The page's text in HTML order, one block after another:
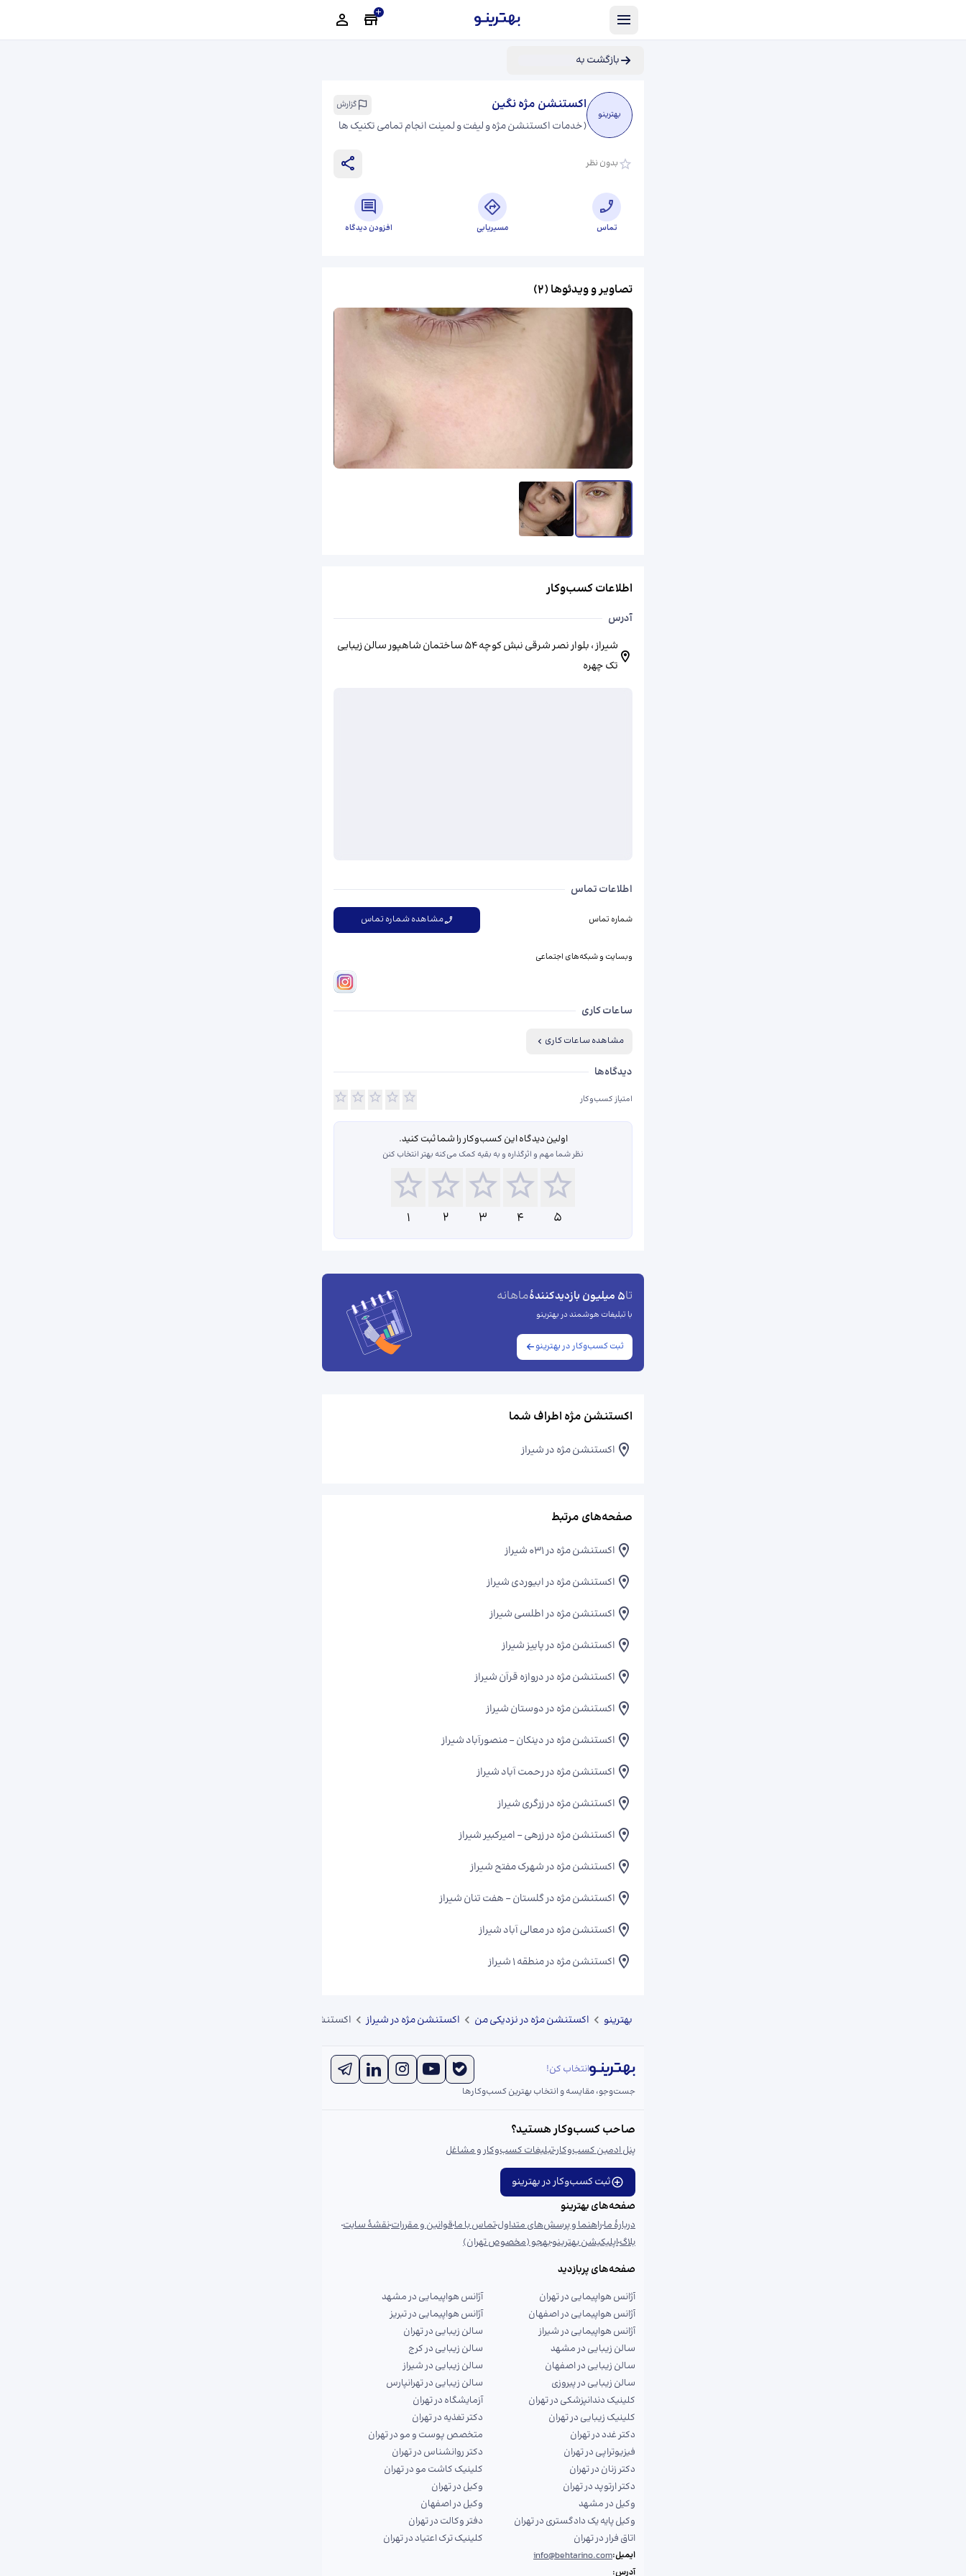
بازگشت به
بهترینو
اکستنشن مژه نگین گزارش
(
خدمات اکستنشن مژه و لیفت و لمینت انجام تمامی تکنیک ها
مناسب با فرم چشم شما✨🫶🏻بدون نظر
تماس مسیریابی افزودن دیدگاه
تصاویر و ویدئوها (2
)
اطلاعات کسب‌وکار
آدرس
شیراز ، بلوار نصر شرقی نبش کوچه ۵۴ ساختمان شاهپور سالن زیبایی
تک چهره
اطلاعات تماس
شماره تماس مشاهده شماره تماس
وبسایت و شبکه‌های اجتماعی
ساعات کاری
مشاهده ساعات کاری
دیدگاه‌ها درباره اکستنشن مژه نگین
دیدگاه‌ها
امتیاز کسب‌وکار
اولین دیدگاه این کسب‌و‌کار را شما ثبت کنید.
نظر شما مهم و اثرگذاره و به بقیه کمک می‌کنه بهتر انتخاب کنن
1 2 3 4 5
تا5 میلیون بازدیدکنندهٔ ماهانه
با تبلیغات هوشمند در بهترینو
ثبت کسب‌وکار در بهترینو
اکستنشن مژه اطراف شما
اکستنشن مژه در شیراز
صفحه‌های مرتبط
اکستنشن مژه در ۰۳۱ شیراز
اکستنشن مژه در ابیوردی شیراز
اکستنشن مژه در اطلسی شیراز
اکستنشن مژه در پاییز شیراز
اکستنشن مژه در دروازه قرآن شیراز
اکستنشن مژه در دوستان شیراز
اکستنشن مژه در دینکان - منصورآباد شیراز
اکستنشن مژه در رحمت آباد شیراز
اکستنشن مژه در زرگری شیراز
اکستنشن مژه در زرهی - امیرکبیر شیراز
اکستنشن مژه در شهرک مفتح شیراز
اکستنشن مژه در گلستان - هفت تنان شیراز
اکستنشن مژه در معالی آباد شیراز
اکستنشن مژه در منطقه ۱ شیراز
بهترینو اکستنشن مژه در نزدیکی من اکستنشن مژه در شیراز اکستنشن مژه نگین
انتخاب کن!
جست‌و‌جو، مقایسه و انتخاب بهترین کسب‌وکارها
صاحب کسب‌وکار هستید؟
پنل ادمین کسب‌وکارتبلیغات کسب‌وکار و مشاغل
ثبت کسب‌وکار در بهترینو
صفحه‌های بهترینو
دربارهٔ ماراهنما و پرسش‌های متداولتماس با ماقوانین و مقرراتنقشهٔ سایت
بلاگاپلیکیشن بهترینوبهجو (مخصوص تهران)
صفحه‌های پربازدید
آژانس هواپیمایی در تهران
آژانس هواپیمایی در مشهد
آژانس هواپیمایی در اصفهان
آژانس هواپیمایی در تبریز
آژانس هواپیمایی در شیراز
سالن زیبایی در تهران
سالن زیبایی در مشهد
سالن زیبایی در کرج
سالن زیبایی در اصفهان
سالن زیبایی در شیراز
سالن زیبایی در پیروزی
سالن زیبایی در تهرانپارس
کلینیک دندانپزشکی در تهران
آزمایشگاه در تهران
کلینیک زیبایی در تهران
دکتر تغذیه در تهران
دکتر غدد در تهران
متخصص پوست و مو در تهران
فیزیوتراپی در تهران
دکتر روانشناس در تهران
دکتر زنان در تهران
کلینیک کاشت مو در تهران
دکتر ارتوپد در تهران
وکیل در تهران
وکیل در مشهد
وکیل در اصفهان
وکیل پایه یک دادگستری در تهران
دفتر وکالت در تهران
اتاق فرار در تهران
کلینیک ترک اعتیاد در تهران
ایمیل:info@behtarino.com
آدرس: